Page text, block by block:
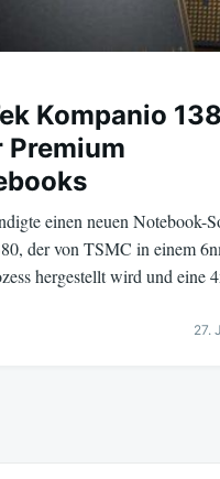
Kompanio
Premium
einen neuen Notebook-
der von TSMC in einem
hergestellt wird und eine
27.